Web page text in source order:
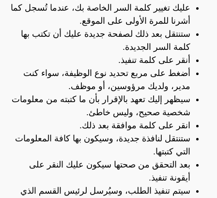
عليك تغيير كلمة السر الخاصة بك، عندما تُسجل كما
أشرنا للمرة الأولى على الموقع.
ستنتقل بعد ذلك لصفحة جديدة عليك أن تكتب بها
كلمة السر الجديدة.
أنقر على كلمة تنفيذ.
أضغط على مربع تحديد نوع الوظيفة، سواء كنت
مدير، ولديك مرؤوسين، أو موظف.
سيظهر إليك تعهد بالإقرار بأن ما كتبته من معلومات
شخصية صحيح، وليس خاطئ.
انقر على كلمة موافقة بعد ذلك.
ستنتقل لنافذة جديدة، وسيكون بها كافة المعلومات
التي كتبتها.
بعد التحقق من صحتها سيكون عليك النقر على
أيقونة تنفيذ.
سيتم تنفيذ الطلب، وسيُرسل لرئيس القسم الذي